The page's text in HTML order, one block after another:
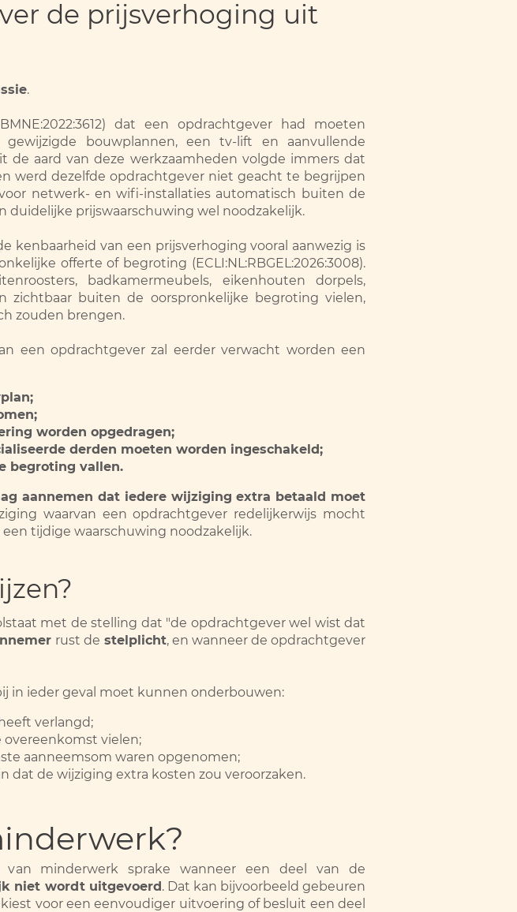
de prijsverhoging uit
.
dat een opdrachtgever had moeten
bouwplannen, een tv-lift en aanvullende
aard van deze werkzaamheden volgde immers dat
werd dezelfde opdrachtgever niet geacht te begrijpen
netwerk- en wifi-installaties automatisch buiten de
duidelijke prijswaarschuwing wel noodzakelijk.
kenbaarheid van een prijsverhoging vooral aanwezig is
offerte of begroting (ECLI:NL:RBGEL:2026:3008).
badkamermeubels, eikenhouten dorpels,
zichtbaar buiten de oorspronkelijke begroting vielen,
zouden brengen.
een opdrachtgever zal eerder verwacht worden een
worden opgedragen;
derden moeten worden ingeschakeld;
begroting vallen.
aannemen dat iedere wijziging extra betaald moet
waarvan een opdrachtgever redelijkerwijs mocht
tijdige waarschuwing noodzakelijk.
met de stelling dat "de opdrachtgever wel wist dat
rust de stelplicht, en wanneer de opdrachtgever
in ieder geval moet kunnen onderbouwen:
verlangd;
vielen;
aanneemsom waren opgenomen;
dat de wijziging extra kosten zou veroorzaken.
van minderwerk sprake wanneer een deel van de
niet wordt uitgevoerd. Dat kan bijvoorbeeld gebeuren
voor een eenvoudiger uitvoering of besluit een deel